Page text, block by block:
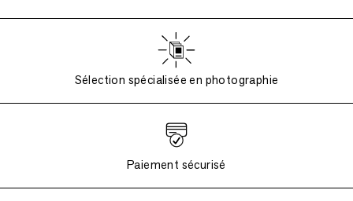
Sélection spécialisée en photographie
Paiement sécurisé